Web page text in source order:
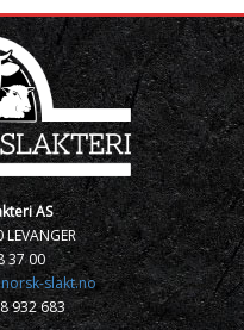
AS
37 00
slakt.no
932 683